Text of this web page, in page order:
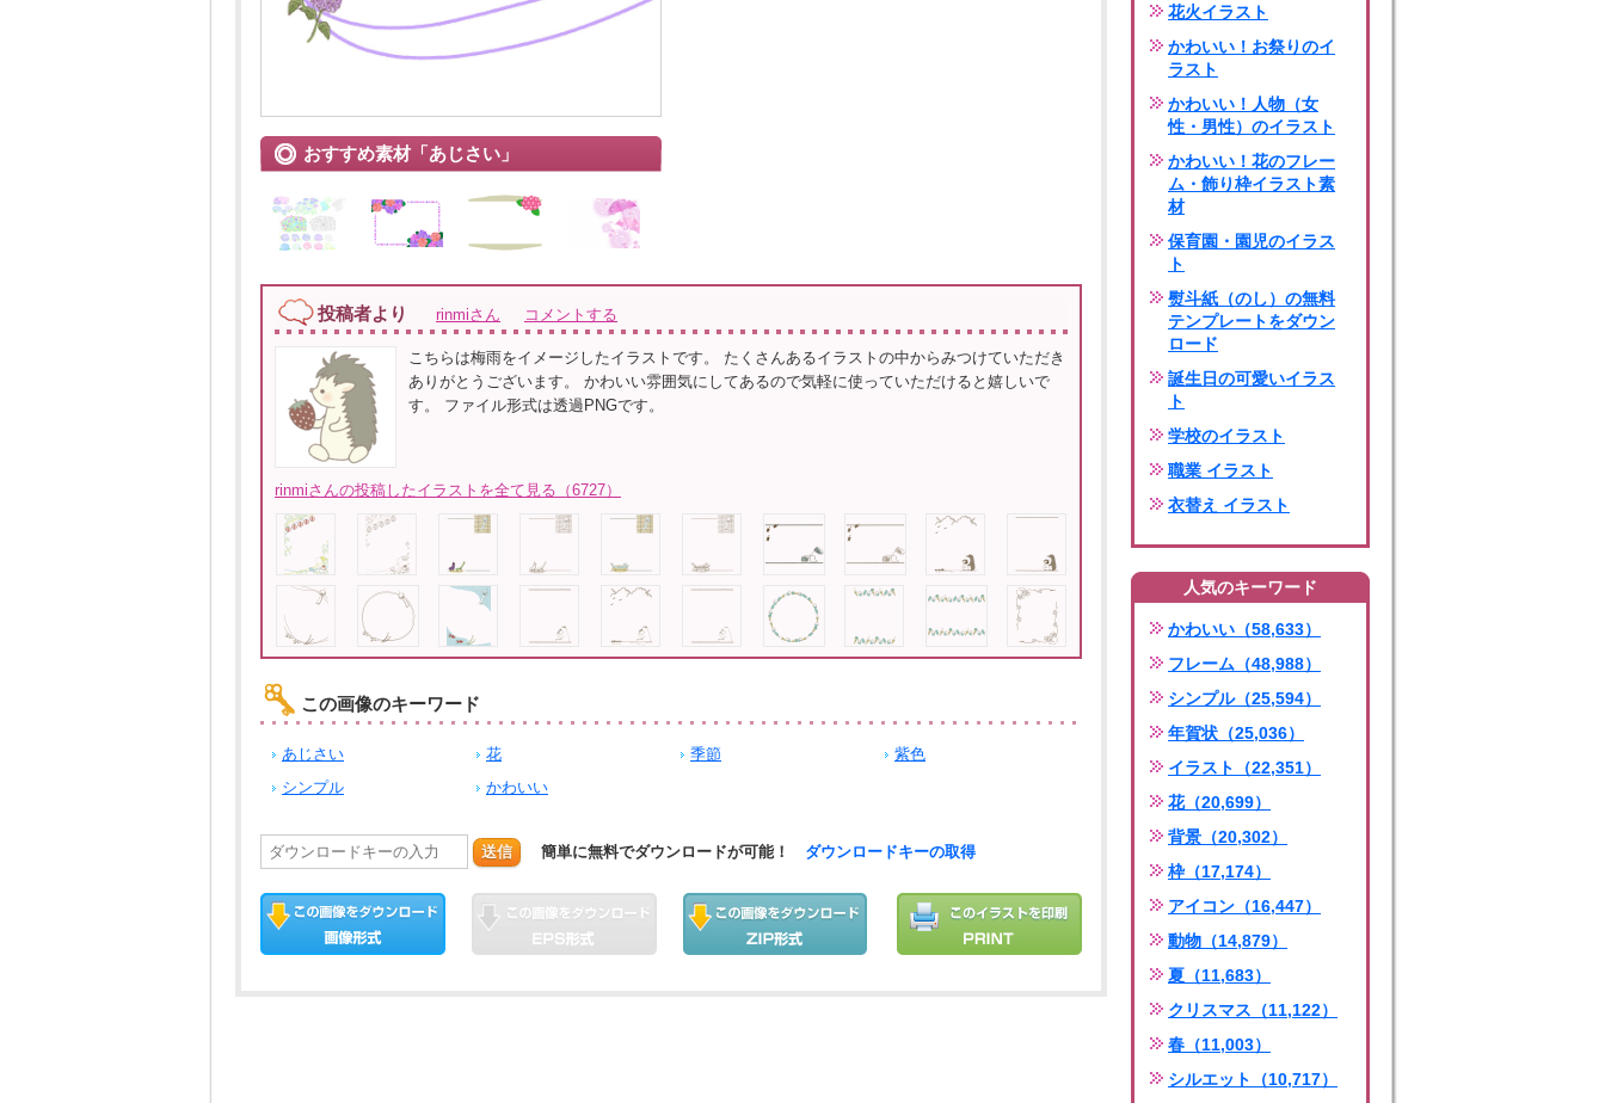
おすすめ素材「あじさい」
投稿者より rinmiさん コメントする
こちらは梅雨をイメージしたイラストです。 たくさんあるイラストの中からみつけていただき
ありがとうございます。 かわいい雰囲気にしてあるので気軽に使っていただけると嬉しいで
す。 ファイル形式は透過PNGです。
rinmiさんの投稿したイラストを全て見る（6727）
この画像のキーワード
あじさい 花 季節
紫色
シンプル
かわいい
送信 簡単に無料でダウンロードが可能！ ダウンロードキーの取得
花火イラスト
かわいい！お祭りのイ
ラスト
かわいい！人物（女
性・男性）のイラスト
かわいい！花のフレー
ム・飾り枠イラスト素
材
保育園・園児のイラス
ト
熨斗紙（のし）の無料
テンプレートをダウン
ロード
誕生日の可愛いイラス
ト
学校のイラスト
職業 イラスト
衣替え イラスト
人気のキーワード
かわいい（58,633）
フレーム（48,988）
シンプル（25,594）
年賀状（25,036）
イラスト（22,351）
花（20,699）
背景（20,302）
枠（17,174）
アイコン（16,447）
動物（14,879）
夏（11,683）
クリスマス（11,122）
春（11,003）
シルエット（10,717）